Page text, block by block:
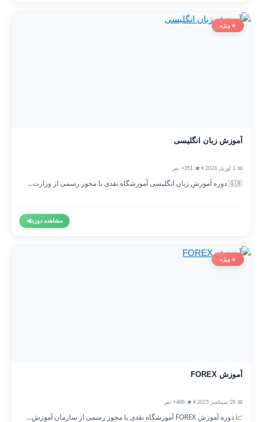
⭐ ویژه
آموزش زبان انگلیسی
👨‍🎓 351+ نفر
🇬🇧 دوره آموزش زبان انگلیسی آموزشگاه نقدی با مجوز رسمی از وزارت...
مشاهده دوره◀
⭐ ویژه
آموزش FOREX
👨‍🎓 486+ نفر
📈 دوره آموزش FOREX آموزشگاه نقدی با مجوز رسمی از سازمان آموزش...